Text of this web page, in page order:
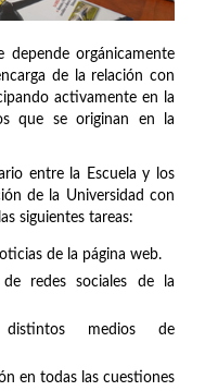
depende orgánicamente
de la relación con
activamente en la
que se originan en la
entre la Escuela y los
de la Universidad con
siguientes tareas:
de la página web.
redes sociales de la
medios de
en todas las cuestiones